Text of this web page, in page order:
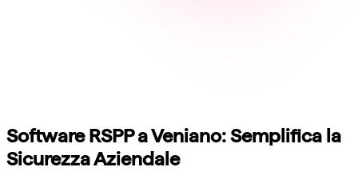
Software RSPP a Veniano: Semplifica la
Sicurezza Aziendale